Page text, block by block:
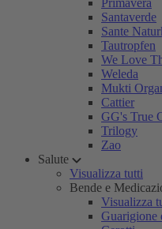
Primavera
Santaverde
Sante
Tautropfen
We Love
Weleda
Mukti
Cattier
GG's True
Trilogy
Zao
Salute
Visualizza tutti
Bende e
Visualizza
Guarigione